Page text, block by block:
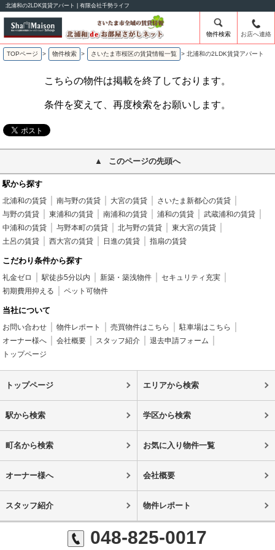
北浦和の2LDK賃貸アパート | 有限会社千勢ライフ
物件検索 お店へ連絡
TOPページ > 物件検索 > さいたま市桜区の賃貸情報一覧 > 北浦和の2LDK賃貸アパート
こちらの物件は掲載を終了しております。
条件を変えて、再度検索をお願いします。
このページの先頭へ
駅から探す
北浦和の賃貸 南与野の賃貸 大宮の賃貸
さいたま新都心の賃貸
与野の賃貸
東浦和の賃貸 南浦和の賃貸 浦和の賃貸
武蔵浦和の賃貸
中浦和の賃貸
与野本町の賃貸 北与野の賃貸
東大宮の賃貸
土呂の賃貸
西大宮の賃貸 日進の賃貸 指扇の賃貸
こだわり条件から探す
礼金ゼロ 駅徒歩5分以内 新築・築浅物件
セキュリティ充実
初期費用抑える
ペット可物件
当社について
お問い合わせ 物件レポート 売買物件はこちら
駐車場はこちら
オーナー様へ
会社概要 スタッフ紹介
退去申請フォーム
トップページ
トップページ エリアから検索
駅から検索 学区から検索
町名から検索 お気に入り物件一覧
オーナー様へ 会社概要
スタッフ紹介 物件レポート
048-825-0017